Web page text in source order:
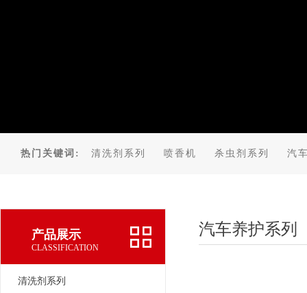
热门关键词: 清洗剂系列 喷香机 杀虫剂系列 汽
产品展示
CLASSIFICATION
清洗剂系列
汽车养护系列